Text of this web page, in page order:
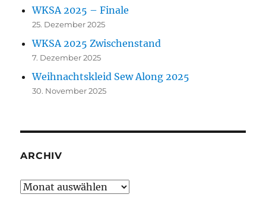
WKSA 2025 – Finale
25. Dezember 2025
WKSA 2025 Zwischenstand
7. Dezember 2025
Weihnachtskleid Sew Along 2025
30. November 2025
ARCHIV
Archiv